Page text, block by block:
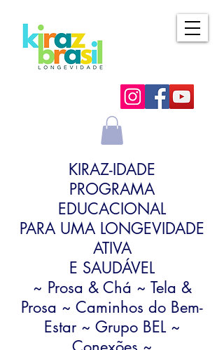
KIRAZ-IDADE
PROGRAMA
EDUCACIONAL
PARA UMA LONGEVIDADE
ATIVA
E SAUDÁVEL
~ Prosa & Chá ~ Tela &
Prosa ~ Caminhos do Bem-
Estar ~ Grupo BEL ~